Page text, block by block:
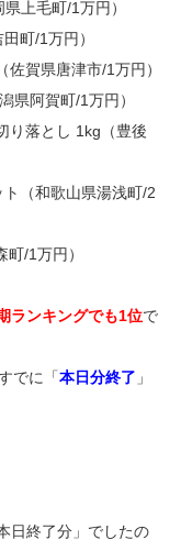
上毛町/1万円）
町/1万円）
賀県唐津市/1万円）
県阿賀町/1万円）
り落とし 1kg（豊後
（和歌山県湯浅町/2
/1万円）
ランキングでも1位で
でに「本日分終了 」
日終了分」でしたの